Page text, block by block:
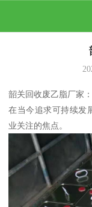
韶关回收废乙脂厂家
在当今追求可持续发
业关注的焦点。